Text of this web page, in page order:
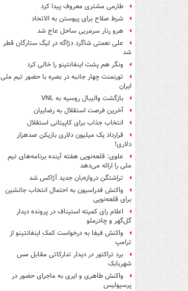
طارمی مشتری معروف پیدا کرد
شرط صلاح برای پیوستن به الاتحاد
هرو رنار سرمربی ساحل عاج شد
علی نعمتی شاگرد دژاگه در لیگ ستارگان قطر
شد
ونگر هم پشت اینفانتینو را خالی کرد
تورنمنت چهار جانبه در بصره با حضور تیم ملی
ایران
بازگشت والیبال روسیه به VNL
آخرین فرصت استقلال به رضاییان
انتخاب جذاب برای کاپیتانی استقلال
قرارداد یک میلیون دلاری بازیکن صدهزار
دلاری!
علوی: قلعه‌نویی هفته آینده برنامه‌های تیم
ملی را ارائه می‌دهد
تراِشتگن دروازه‌بان جدید آژاکس شد
واکنش فدراسیون به احتمال انتخاب جانشین
برای قلعه‌نویی
اعلام رای کمیته استیناف در پرونده دیدار
گل‌گهر و چادرملو
واکنش فیفا به درخواست کمک اینفانتینو از
ترامپ
برد تراکتور در دیدار تدارکاتی مقابل مس
شهربابک
واکنش طاهری و ایری به ماجرای حضور در
پرسپولیس